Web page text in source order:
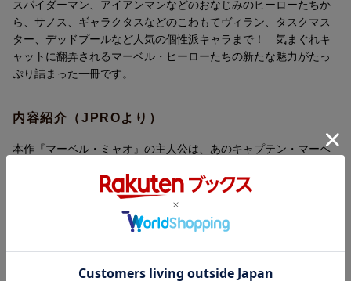
スパイダーマン、アイアンマンなどのおなじみのヒーローたちか
ら、サノス、ギャラクタスなどのこわもてヴィラン、タスクマス
ター、デッドプールなど人気の個性派キャラまで！ 気まぐれキ
ャットに翻弄されるマーベル・ヒーローたちの新たな魅力がたっ
ぷり詰まった一冊です。
内容紹介（JPROより）
本作『マーベル・ミャオ』の主人公は、あのキャプテン・マーベ
マーベルの公式instagramに突如アップされ、注目を浴びた話題の
コマ漫画『マーベル・ミャオ』が、ほぼ全編描き下ろし＆日本オ
リジナル編集で、ついに単行本になりました！
スパイダーマン、アイアンマンなどのおなじみのヒーローたちか
ら、サノス、ギャラクタスなどのこわもてヴィラン、タスクマス
ター、デッドプールなど人気の個性派キャラまで！ 気まぐれキ